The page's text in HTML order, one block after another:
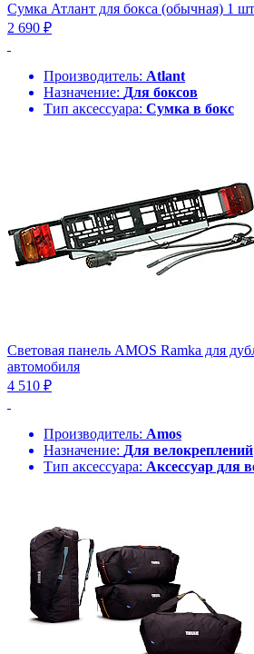
Сумка Атлант для бокса (обычная) 1
2 690 ₽
Производитель: Atlant
Назначение: Для боксов
Тип аксессуара: Сумка в бокс
Световая панель AMOS Ramka для
автомобиля
4 510 ₽
Производитель: Amos
Назначение: Для велокреплений
Тип аксессуара: Аксессуар для